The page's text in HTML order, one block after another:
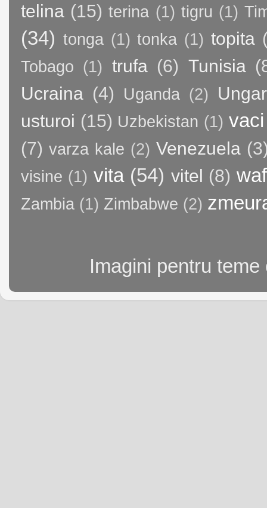
telina (15) terina (1) tigru (1)
(34) tonga (1) tonka (1) topita
Tobago (1) trufa (6) Tunisia
Ucraina (4) Uganda (2)
usturoi (15) Uzbekistan (1) vaci
(7) varza kale (2) Venezuela
visine (1) vita (54) vitel (8)
Zambia (1) Zimbabwe (2)
Imagini pentru